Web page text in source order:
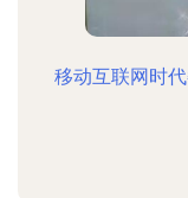
移动互联网时